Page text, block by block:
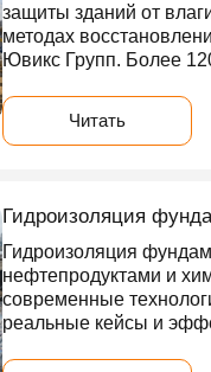
защиты зданий от
методах
Ювикс Групп. Более
Читать
Гидроизоляция
Гидроизоляция
нефтепродуктами и
современные
реальные кейсы и